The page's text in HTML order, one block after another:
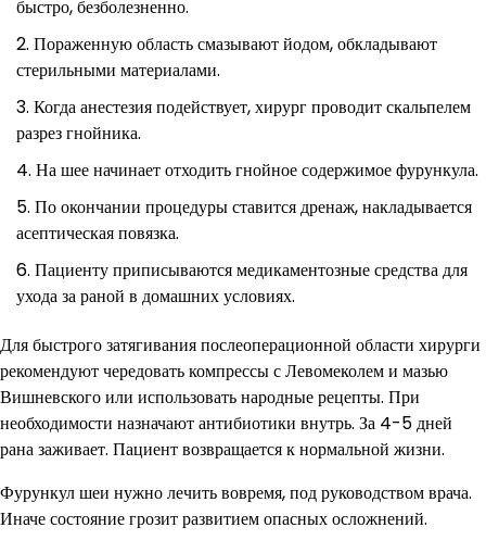
быстро, безболезненно.
Пораженную область смазывают йодом, обкладывают
стерильными материалами.
Когда анестезия подействует, хирург проводит скальпелем
разрез гнойника.
На шее начинает отходить гнойное содержимое фурункула.
По окончании процедуры ставится дренаж, накладывается
асептическая повязка.
Пациенту приписываются медикаментозные средства для
ухода за раной в домашних условиях.
Для быстрого затягивания послеоперационной области хирурги
рекомендуют чередовать компрессы с Левомеколем и мазью
Вишневского или использовать народные рецепты. При
необходимости назначают антибиотики внутрь. За 4-5 дней
рана заживает. Пациент возвращается к нормальной жизни.
Фурункул шеи нужно лечить вовремя, под руководством врача.
Иначе состояние грозит развитием опасных осложнений.